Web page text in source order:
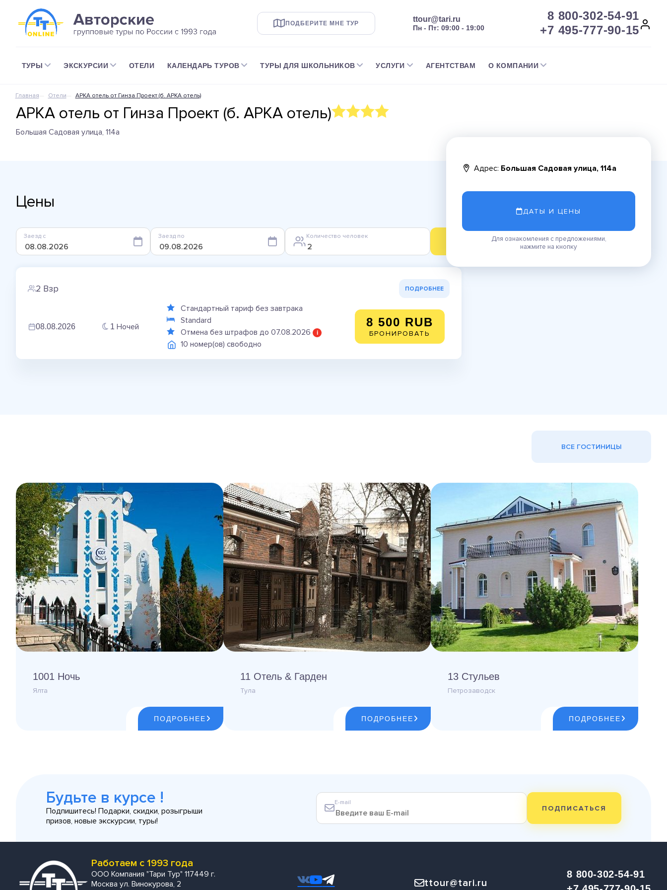
ПОДБЕРИТЕ МНЕ ТУР ttour@tari.ru
Пн - Пт: 09:00 - 19:00
8 800-302-54-91
+7 495-777-90-15
ТУРЫ ЭКСКУРСИИ ОТЕЛИ КАЛЕНДАРЬ ТУРОВ ТУРЫ ДЛЯ ШКОЛЬНИКОВ УСЛУГИ АГЕНТСТВАМ О КОМПАНИИ
Главная Отели АРКА отель от Гинза Проект (б. АРКА отель)
АРКА отель от Гинза Проект (б. АРКА отель)
Большая Садовая улица, 114а
Адрес: Большая Садовая улица, 114а
ДАТЫ И ЦЕНЫ
Для ознакомления с предложениями,
нажмите на кнопку
Цены
Заезд с Заезд по Количество человек
2 Взр ПОДРОБНЕЕ
08.08.2026 1 Ночей
Стандартный тариф без завтрака
Standard
Отмена без штрафов до 07.08.2026 i
10 номер(ов) свободно
8 500 RUB
БРОНИРОВАТЬ
ВСЕ ГОСТИНИЦЫ
1001 Ночь
Ялта
ПОДРОБНЕЕ
11 Отель & Гарден
Тула
ПОДРОБНЕЕ
13 Стульев
Петрозаводск
ПОДРОБНЕЕ
Будьте в курсе !
Подпишитесь! Подарки, скидки, розыгрыши
призов, новые экскурсии, туры!
E-mail
ПОДПИСАТЬСЯ
Работаем с 1993 года
ООО Компания "Тари Тур" 117449 г.
Москва ул. Винокурова, 2
ttour@tari.ru
8 800-302-54-91